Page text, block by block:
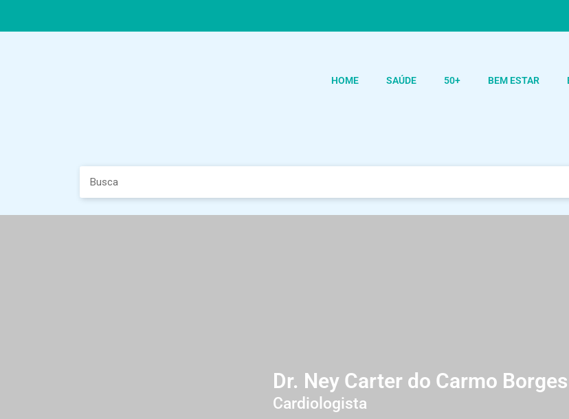
HOME SAÚDE 50+ BEM ESTAR
Dr. Ney Carter do Carmo Borges
Cardiologista